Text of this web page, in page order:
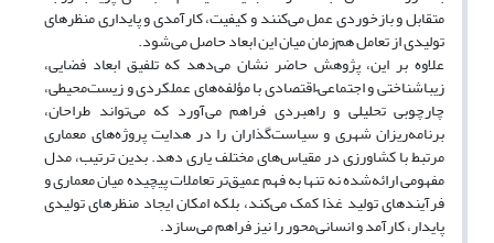
متقابل و بازخوردی عمل می‌کنند و کیفیت، کارآمدی و پایداری منظرهای
تولیدی از تعامل هم‌زمان میان این ابعاد حاصل می‌شود.
علاوه بر این، پژوهش حاضر نشان می‌دهد که تلفیق ابعاد فضایی،
زیباشناختی و اجتماعی–اقتصادی با مؤلفه‌های عملکردی و زیست‌محیطی،
چارچوبی تحلیلی و راهبردی فراهم می‌آورد که می‌تواند طراحان،
برنامه‌ریزان شهری و سیاست‌گذاران را در هدایت پروژه‌های معماری
مرتبط با کشاورزی در مقیاس‌های مختلف یاری دهد. بدین ترتیب، مدل
مفهومی ارائه‌شده نه تنها به فهم عمیق‌تر تعاملات پیچیده میان معماری و
فرآیندهای تولید غذا کمک می‌کند، بلکه امکان ایجاد منظرهای تولیدی
پایدار، کارآمد و انسانی‌محور را نیز فراهم می‌سازد.